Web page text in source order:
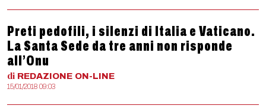
Preti pedofili, i silenzi di Italia e Vaticano.
La Santa Sede da tre anni non risponde
all’Onu
di REDAZIONE ON-LINE
15/01/2018 09:03